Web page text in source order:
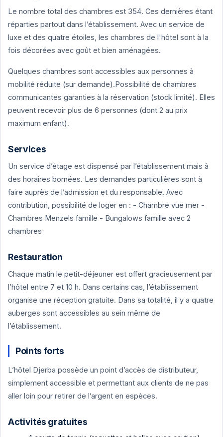
Le nombre total des chambres est 354. Ces dernières étant
réparties partout dans l’établissement. Avec un service de
luxe et des quatre étoiles, les chambres de l'hôtel sont à la
fois décorées avec goût et bien aménagées.
Quelques chambres sont accessibles aux personnes à
mobilité réduite (sur demande).Possibilité de chambres
communicantes garanties à la réservation (stock limité). Elles
peuvent recevoir plus de 6 personnes (dont 2 au prix
maximum enfant).
Services
Un service d’étage est dispensé par l’établissement mais à
des horaires bornées. Les demandes particulières sont à
faire auprès de l’admission et du responsable. Avec
contribution, possibilité de loger en : - Chambre vue mer -
Chambres Menzels famille - Bungalows famille avec 2
chambres
Restauration
Chaque matin le petit-déjeuner est offert gracieusement par
l’hôtel entre 7 et 10 h. Dans certains cas, l’établissement
organise une réception gratuite. Dans sa totalité, il y a quatre
auberges sont accessibles au sein même de
l’établissement.
Points forts
L’hôtel Djerba possède un point d’accès de distributeur,
simplement accessible et permettant aux clients de ne pas
aller loin pour retirer de l’argent en espèces.
Activités gratuites